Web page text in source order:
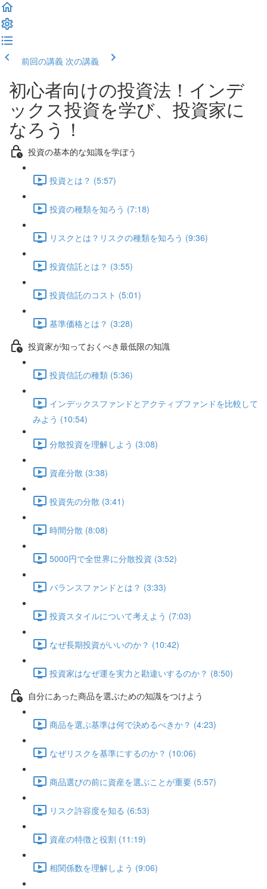
前回の講義 次の講義
初心者向けの投資法！インデ
ックス投資を学び、投資家に
なろう！
投資の基本的な知識を学ぼう
投資とは？ (5:57)
投資の種類を知ろう (7:18)
リスクとは？リスクの種類を知ろう (9:36)
投資信託とは？ (3:55)
投資信託のコスト (5:01)
基準価格とは？ (3:28)
投資家が知っておくべき最低限の知識
投資信託の種類 (5:36)
インデックスファンドとアクティブファンドを比較して
みよう (10:54)
分散投資を理解しよう (3:08)
資産分散 (3:38)
投資先の分散 (3:41)
時間分散 (8:08)
5000円で全世界に分散投資 (3:52)
バランスファンドとは？ (3:33)
投資スタイルについて考えよう (7:03)
なぜ長期投資がいいのか？ (10:42)
投資家はなぜ運を実力と勘違いするのか？ (8:50)
自分にあった商品を選ぶための知識をつけよう
商品を選ぶ基準は何で決めるべきか？ (4:23)
なぜリスクを基準にするのか？ (10:06)
商品選びの前に資産を選ぶことが重要 (5:57)
リスク許容度を知る (6:53)
資産の特徴と役割 (11:19)
相関係数を理解しよう (9:06)